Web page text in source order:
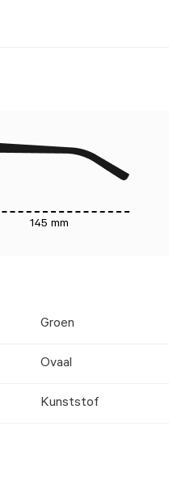
145 mm
Groen
Ovaal
Kunststof